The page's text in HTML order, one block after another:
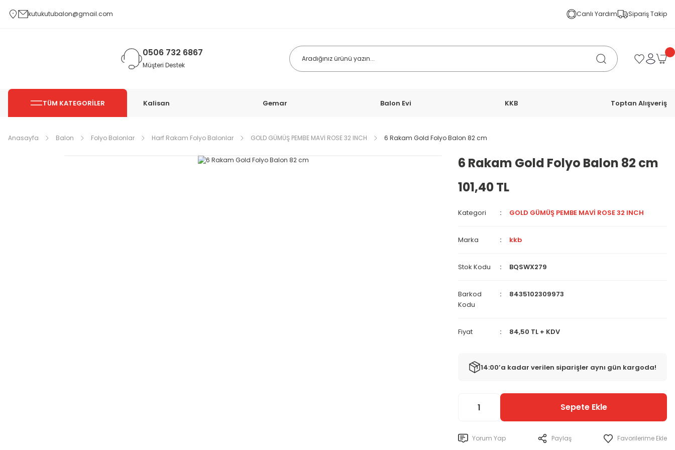
kutukutubalon@gmail.com Canlı Yardım Sipariş Takip
0506 732 6867
Müşteri Destek
TÜM KATEGORİLER Kalisan Gemar Balon Evi KKB Toptan Alışveriş
Anasayfa Balon Folyo Balonlar Harf Rakam Folyo Balonlar GOLD GÜMÜŞ PEMBE MAVİ ROSE 32 INCH 6 Rakam Gold Folyo Balon 82 cm
6 Rakam Gold Folyo Balon 82 cm
101,40 TL
Kategori GOLD GÜMÜŞ PEMBE MAVİ ROSE 32 INCH
Marka kkb
Stok Kodu BQSWX279
Barkod
Kodu
8435102309973
Fiyat 84,50 TL + KDV
14:00’a kadar verilen siparişler aynı gün kargoda!
Sepete Ekle
Yorum Yap Paylaş